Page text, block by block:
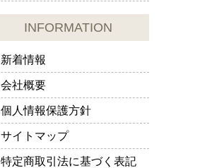
INFORMATION
新着情報
会社概要
個人情報保護方針
サイトマップ
特定商取引法に基づく表記